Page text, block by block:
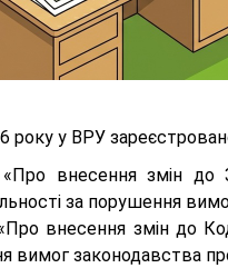
року у ВРУ
внесення змін до
за порушення
внесення змін до
вимог законодавства